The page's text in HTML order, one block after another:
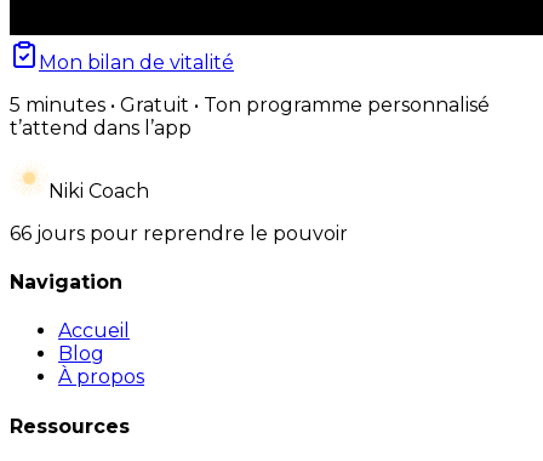
Mon bilan de vitalité
5 minutes • Gratuit • Ton programme personnalisé
t’attend dans l’app
Niki Coach
66 jours pour reprendre le pouvoir
Navigation
Accueil
Blog
À propos
Ressources